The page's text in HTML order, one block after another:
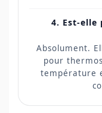
4. Est-
Absolument.
pour
température